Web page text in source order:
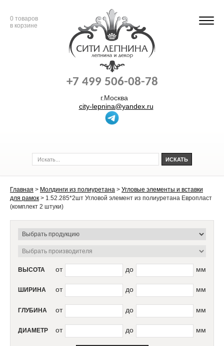
+7 499 506-08-78
0 товаров
в корзине
г.Москва
city-lepnina@yandex.ru
Главная > Молдинги из полиуретана > Угловые элементы и вставки
для рамок > 1.52.285*2шт Угловой элемент из полиуретана Европласт
(комплект 2 штуки)
ВЫСОТА от до мм
ШИРИНА от до мм
ГЛУБИНА от до мм
ДИАМЕТР от до мм